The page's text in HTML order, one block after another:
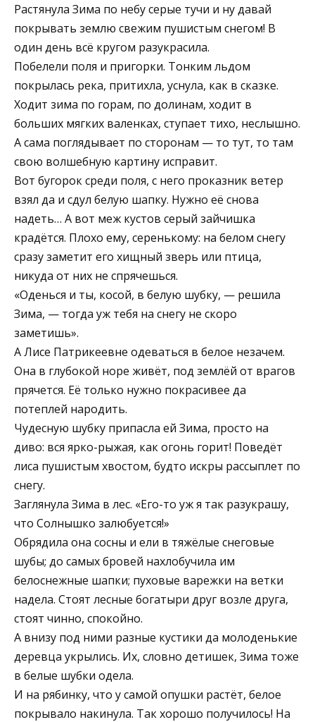
Растянула Зима по небу серые тучи и ну давай
покрывать землю свежим пушистым снегом! В
один день всё кругом разукрасила.
Побелели поля и пригорки. Тонким льдом
покрылась река, притихла, уснула, как в сказке.
Ходит зима по горам, по долинам, ходит в
больших мягких валенках, ступает тихо, неслышно.
А сама поглядывает по сторонам — то тут, то там
свою волшебную картину исправит.
Вот бугорок среди поля, с него проказник ветер
взял да и сдул белую шапку. Нужно её снова
надеть… А вот меж кустов серый зайчишка
крадётся. Плохо ему, серенькому: на белом снегу
сразу заметит его хищный зверь или птица,
никуда от них не спрячешься.
«Оденься и ты, косой, в белую шубку, — решила
Зима, — тогда уж тебя на снегу не скоро
заметишь».
А Лисе Патрикеевне одеваться в белое незачем.
Она в глубокой норе живёт, под землёй от врагов
прячется. Её только нужно покрасивее да
потеплей народить.
Чудесную шубку припасла ей Зима, просто на
диво: вся ярко-рыжая, как огонь горит! Поведёт
лиса пушистым хвостом, будто искры рассыплет по
снегу.
Заглянула Зима в лес. «Его-то уж я так разукрашу,
что Солнышко залюбуется!»
Обрядила она сосны и ели в тяжёлые снеговые
шубы; до самых бровей нахлобучила им
белоснежные шапки; пуховые варежки на ветки
надела. Стоят лесные богатыри друг возле друга,
стоят чинно, спокойно.
А внизу под ними разные кустики да молоденькие
деревца укрылись. Их, словно детишек, Зима тоже
в белые шубки одела.
И на рябинку, что у самой опушки растёт, белое
покрывало накинула. Так хорошо получилось! На